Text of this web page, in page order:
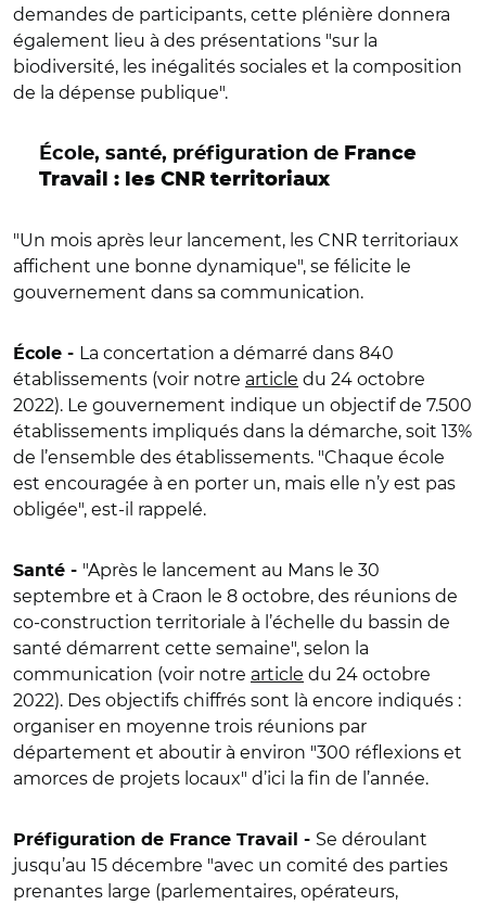
demandes de participants, cette plénière donnera
également lieu à des présentations "sur la
biodiversité, les inégalités sociales et la composition
de la dépense publique".
École, santé, préfiguration de France
Travail
: les CNR territoriaux
"Un mois après leur lancement, les CNR territoriaux
affichent une bonne dynamique", se félicite le
gouvernement dans sa communication.
École - La concertation a démarré dans 840
établissements (voir notre article du 24 octobre
2022). Le gouvernement indique un objectif de 7.500
établissements impliqués dans la démarche, soit 13%
de l’ensemble des établissements. "Chaque école
est encouragée à en porter un, mais elle n’y est pas
obligée", est-il rappelé.
Santé - "Après le lancement au Mans le 30
septembre et à Craon le 8 octobre, des réunions de
co-construction territoriale à l’échelle du bassin de
santé démarrent cette semaine", selon la
communication (voir notre article du 24 octobre
2022). Des objectifs chiffrés sont là encore indiqués :
organiser en moyenne trois réunions par
département et aboutir à environ "300 réflexions et
amorces de projets locaux" d’ici la fin de l’année.
Préfiguration de France Travail - Se déroulant
jusqu’au 15 décembre "avec un comité des parties
prenantes large (parlementaires, opérateurs,